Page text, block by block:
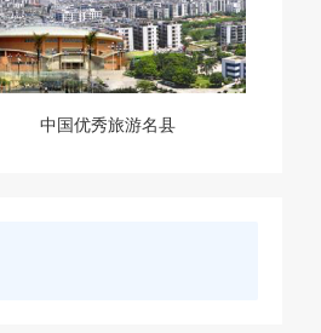
中国优秀旅游名县